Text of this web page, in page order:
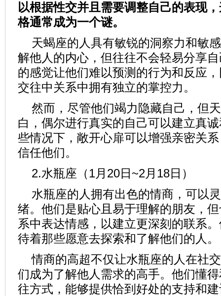
以根据性交并且需要调整自己的表现
格通常成为一个谜。
天蝎座的人具有敏锐的洞察力和敏
解他人的内心，但往往不会轻易分享
的感觉让他们难以预测的行为和反应
交往中关系中拥有独立的掌控力。
然而，尽管他们竭力隐藏自己，但
白，偶尔进行真实的自己可以建立真
些情况下，敞开心扉可以增强亲密关
信任他们。
2.水瓶座（1月20日~2月18日）
水瓶座的人拥有出色的情商，可以
绪。他们是贴心且易于理解的朋友，
系中表达情感，以建立更深刻的联系
待着那些愿意去探索和了解他们的人。
情商的高超不仅让水瓶座的人在社
们成为了解他人需求的高手。他们懂
往方式，能够提供恰到好处的支持和